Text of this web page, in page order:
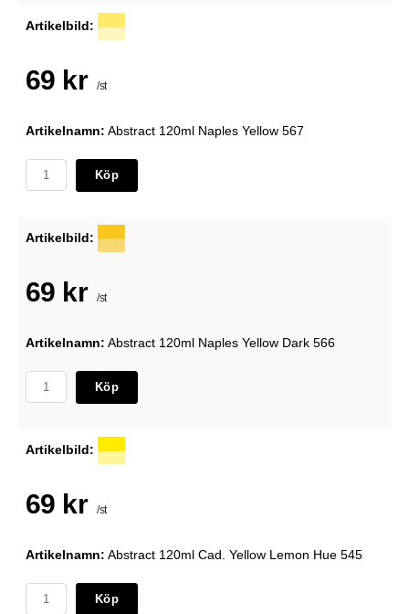
Artikelbild:
69 kr /st
Artikelnamn: Abstract 120ml Naples Yellow 567
Köp
Artikelbild:
69 kr /st
Artikelnamn: Abstract 120ml Naples Yellow Dark 566
Köp
Artikelbild:
69 kr /st
Artikelnamn: Abstract 120ml Cad. Yellow Lemon Hue 545
Köp